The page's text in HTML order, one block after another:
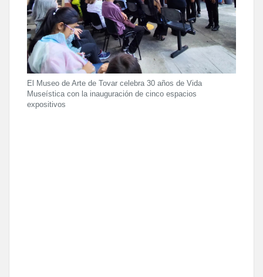
El Museo de Arte de Tovar celebra 30 años de Vida
Museística con la inauguración de cinco espacios
expositivos